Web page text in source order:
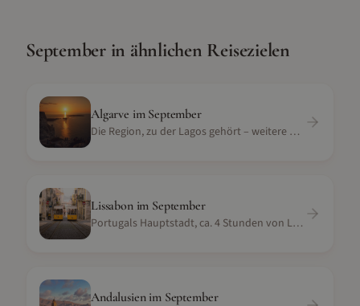
Septemberin ähnlichen Reisezielen
Algarve im September
Die Region, zu der Lagos gehört – weitere Strände und Sehenswürdigkeiten in direkter Nähe
Lissabonim September
Portugals Hauptstadt, ca. 4 Stunden von Lagos entfernt – ideal als Kombireise
Andalusienim September